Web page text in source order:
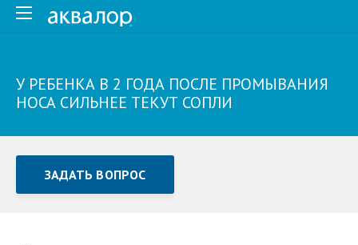
У РЕБЕНКА В 2 ГОДА ПОСЛЕ ПРОМЫВАНИЯ
НОСА СИЛЬНЕЕ ТЕКУТ СОПЛИ
ЗАДАТЬ ВОПРОС